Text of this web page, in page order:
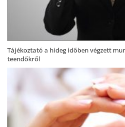
Tájékoztató a hideg időben végzett
teendőkről